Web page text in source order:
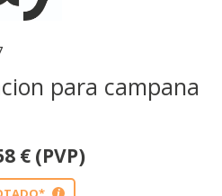
para campana
€ (PVP)